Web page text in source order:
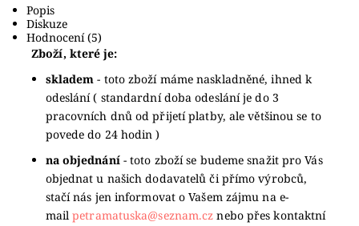
Popis
Diskuze
Hodnocení (5)
Zboží, které je:
skladem - toto zboží máme naskladněné, ihned k
odeslání ( standardní doba odeslání je do 3
pracovních dnů od přijetí platby, ale většinou se to
povede do 24 hodin )
na objednání - toto zboží se budeme snažit pro Vás
objednat u našich dodavatelů či přímo výrobců,
stačí nás jen informovat o Vašem zájmu na e-
mail petramatuska@seznam.cz nebo přes kontaktní